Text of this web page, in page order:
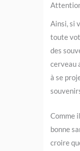
Ainsi, si
toute
des
cerveau
à se
Comme
bonne
croire